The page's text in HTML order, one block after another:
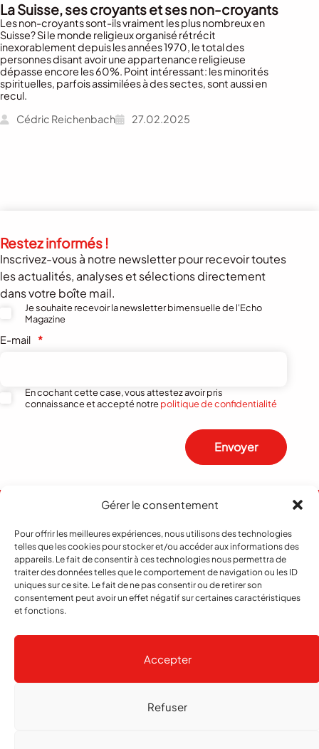
Gérer le consentement
Pour offrir les meilleures expériences, nous utilisons des technologies
telles que les cookies pour stocker et/ou accéder aux informations des
appareils. Le fait de consentir à ces technologies nous permettra de
traiter des données telles que le comportement de navigation ou les ID
uniques sur ce site. Le fait de ne pas consentir ou de retirer son
consentement peut avoir un effet négatif sur certaines caractéristiques
et fonctions.
Accepter
Refuser
La Suisse, ses croyants et ses non-croyants
Les non-croyants sont-ils vraiment les plus nombreux en
Suisse? Si le monde religieux organisé rétrécit
inexorablement depuis les années 1970, le total des
personnes disant avoir une appartenance religieuse
dépasse encore les 60%. Point intéressant: les minorités
spirituelles, parfois assimilées à des sectes, sont aussi en
recul.
Cédric Reichenbach
27.02.2025
Restez informés !
Inscrivez-vous à notre newsletter pour recevoir toutes
les actualités, analyses et sélections directement
dans votre boîte mail.
Je souhaite recevoir la newsletter bimensuelle de l'Echo
Magazine
E-mail *
En cochant cette case, vous attestez avoir pris
connaissance et accepté notrepolitique de confidentialité
Envoyer
© 2026 echo Magazine